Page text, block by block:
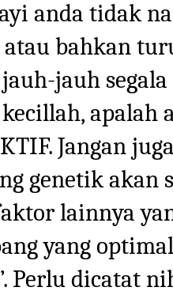
anda tidak
bahkan
jauh
apalah
Jangan
genetik akan
lainnya
yang
Perlu dicatat